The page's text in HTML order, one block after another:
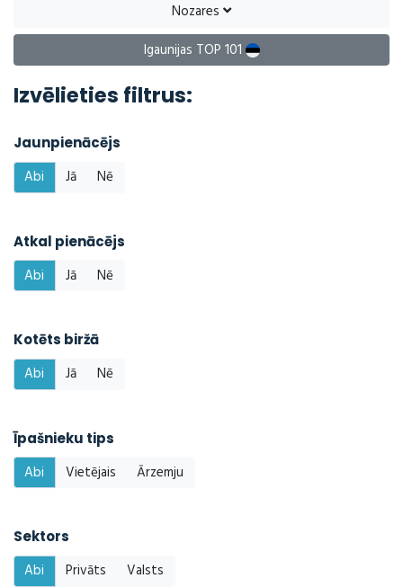
Nozares
Igaunijas TOP 101
Izvēlieties filtrus:
Jaunpienācējs
Abi Jā Nē
Atkal pienācējs
Abi Jā Nē
Kotēts biržā
Abi Jā Nē
Īpašnieku tips
Abi Vietējais Ārzemju
Sektors
Abi Privāts Valsts